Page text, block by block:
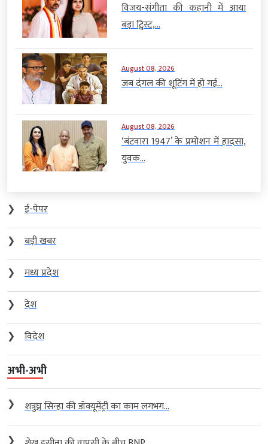
विजय-संगीता की कहानी में आया
बड़ा ट्विस्ट,...
August 08, 2026
जब दंगल की शूटिंग में हो गई...
August 08, 2026
‘बंटवारा 1947’ के प्रमोशन में हादसा,
युवक...
❯
ई-पेपर
❯
बड़ी खबर
❯
मध्य प्रदेश
❯
देश
❯
विदेश
अभी-अभी
❯ शत्रुघ्न सिन्हा की डॉक्यूमेंट्री का काम लगभग...